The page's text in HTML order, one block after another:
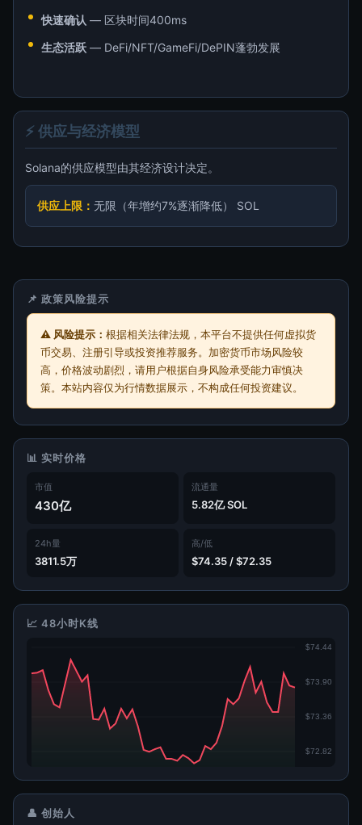
快速确认 — 区块时间400ms
生态活跃 — DeFi/NFT/GameFi/DePIN蓬勃发展
⚡ 供应与经济模型
Solana的供应模型由其经济设计决定。
供应上限： 无限（年增约7%逐渐降低） SOL
📌 政策风险提示
⚠️ 风险提示： 根据相关法律法规，本平台不提供任何虚拟货
币交易、注册引导或投资推荐服务。加密货币市场风险较
高，价格波动剧烈，请用户根据自身风险承受能力审慎决
策。本站内容仅为行情数据展示，不构成任何投资建议。
📊 实时价格
市值
430亿
流通量
5.82亿 SOL
24h量
3811.5万
高/低
$74.35 / $72.35
📈 48小时K线
👤 创始人